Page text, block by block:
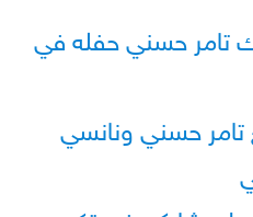
تامر حسني حفله في
حسني ونانسي